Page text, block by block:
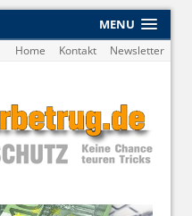
MENU
Home Kontakt Newsletter